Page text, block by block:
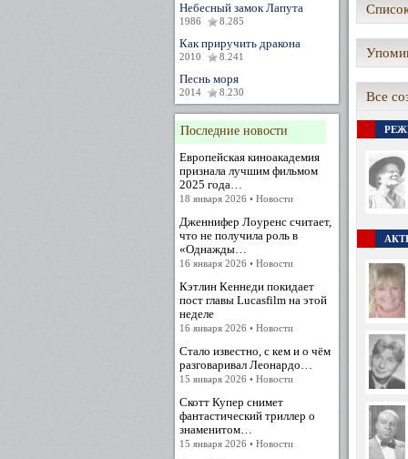
Небесный замок Лапута
1986 8.285
Как приручить дракона
2010 8.241
Песнь моря
2014 8.230
Последние новости
Европейская киноакадемия
признала лучшим фильмом
2025 года…
18 января 2026 • Новости
Дженнифер Лоуренс считает,
что не получила роль в
«Однажды…
16 января 2026 • Новости
Кэтлин Кеннеди покидает
пост главы Lucasfilm на этой
неделе
16 января 2026 • Новости
Стало известно, с кем и о чём
разговаривал Леонардо…
15 января 2026 • Новости
Скотт Купер снимет
фантастический триллер о
знаменитом…
15 января 2026 • Новости
Все